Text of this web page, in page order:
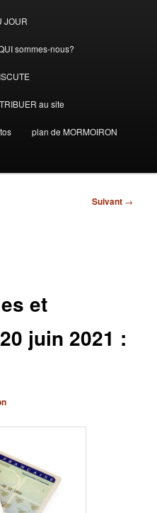
JOUR
sommes-nous?
au site
plan de MORMOIRON
Suivant →
et
juin 2021 :